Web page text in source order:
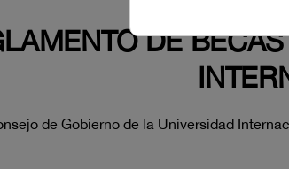
DE
de Gobierno de la Universidad